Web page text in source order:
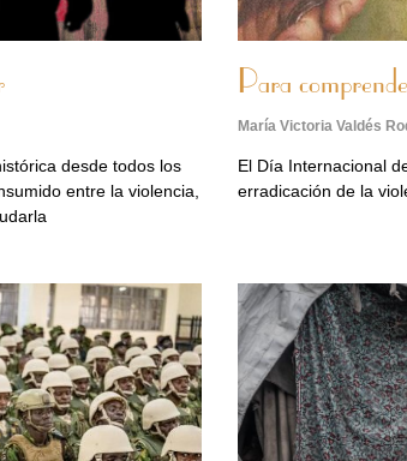
desde todos los
entre la violencia,
Para
María Victoria Valdés
El Día Internacional
erradicación de la